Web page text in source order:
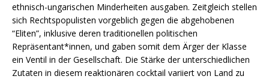
ethnisch-ungarischen Minderheiten ausgaben. Zeitgleich stellen
sich Rechtspopulisten vorgeblich gegen die abgehobenen
“Eliten”, inklusive deren traditionellen politischen
Repräsentant*innen, und gaben somit dem Ärger der Klasse
ein Ventil in der Gesellschaft. Die Stärke der unterschiedlichen
Zutaten in diesem reaktionären cocktail variiert von Land zu